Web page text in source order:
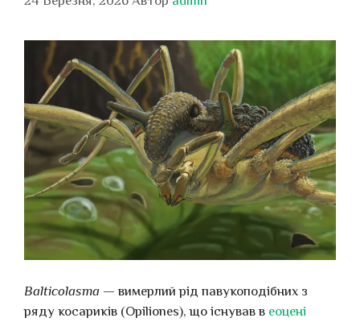
Balticolasma — вимерлий рід павукоподібних з
ряду косариків (Opiliones), що існував в еоцені